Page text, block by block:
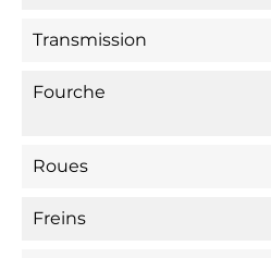
Transmission
Fourche
Roues
Freins